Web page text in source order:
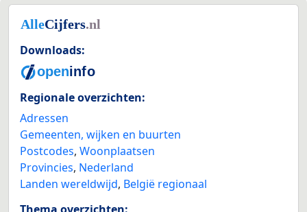
Downloads:
Regionale overzichten:
Adressen
Gemeenten, wijken en buurten
Postcodes, Woonplaatsen
Provincies, Nederland
Landen wereldwijd, België regionaal